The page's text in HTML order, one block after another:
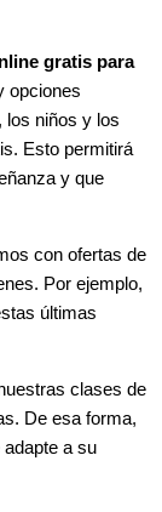
gratis para
opciones
los niños y los
Esto permitirá
y que
con ofertas de
Por ejemplo,
últimas
clases de
De esa forma,
a su